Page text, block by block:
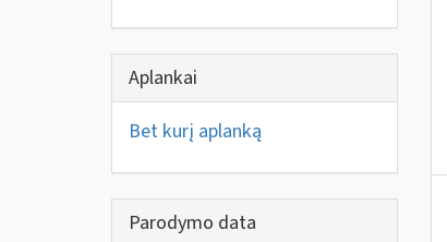
Aplankai
Bet kurį aplanką
Parodymo data